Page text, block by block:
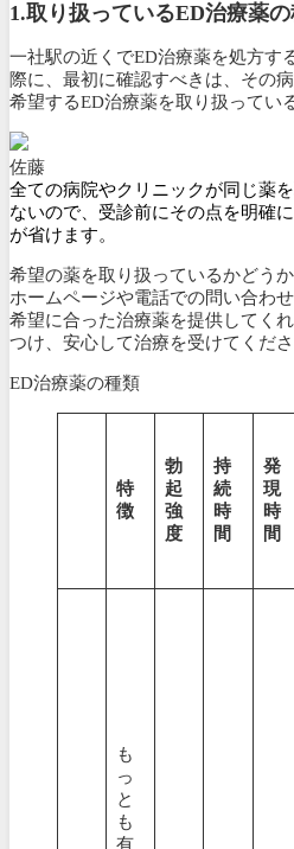
1.取り扱っているED治療薬
一社駅の近くでED治療薬を処方す
際に、最初に確認すべきは、その
希望するED治療薬を取り扱ってい
佐藤
全ての病院やクリニックが同じ薬
ないので、受診前にその点を明確
が省けます。
希望の薬を取り扱っているかどう
ホームページや電話での問い合わ
希望に合った治療薬を提供してく
つけ、安心して治療を受けてくださ
ED治療薬の種類
特
徴
勃
起
強
度
持
続
時
間
発
現
時
間
も
っ
と
も
有